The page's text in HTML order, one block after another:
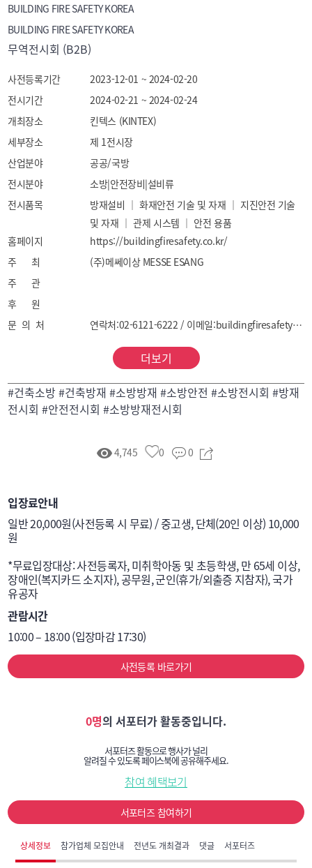
BUILDING FIRE SAFETY KOREA
BUILDING FIRE SAFETY KOREA
무역전시회 (B2B)
사전등록기간
2023-12-01 ~ 2024-02-20
전시기간
2024-02-21 ~ 2024-02-24
개최장소
킨텍스 (KINTEX)
세부장소
제 1전시장
산업분야
공공/국방
전시분야
소방|안전장비|설비류
전시품목
방재설비 ｜ 화재안전 기술 및 자재 ｜ 지진안전 기술
및 자재 ｜ 관제 시스템 ｜ 안전 용품
홈페이지
https://buildingfiresafety.co.kr/
주 최
(주)메쎄이상 MESSE ESANG
주 관
후 원
문 의 처
연락처:02-6121-6222 / 이메일:buildingfiresafety@esgroup.net
더보기
#건축소방 #건축방재 #소방방재 #소방안전 #소방전시회 #방재
전시회 #안전전시회 #소방방재전시회
4,745 0 0
입장료안내
일반 20,000원(사전등록 시 무료) / 중고생, 단체(20인 이상) 10,000
원
*무료입장대상: 사전등록자, 미취학아동 및 초등학생, 만 65세 이상,
장애인(복지카드 소지자), 공무원, 군인(휴가/외출증 지참자), 국가
유공자
관람시간
10:00 – 18:00 (입장마감 17:30)
사전등록 바로가기
0명의 서포터가 활동중입니다.
서포터즈 활동으로 행사가 널리
알려질 수 있도록 페이스북에 공유해주세요.
참여 혜택보기
서포터즈 참여하기
상세정보 참가업체 모집안내 전년도 개최결과 댓글 서포터즈